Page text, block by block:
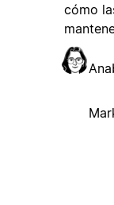
cómo